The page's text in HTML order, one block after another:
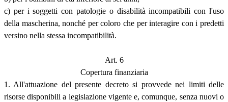
c) per i soggetti con patologie o disabilità incompatibili con l'uso
della mascherina, nonché per coloro che per interagire con i predetti
versino nella stessa incompatibilità.
Art. 6
Copertura finanziaria
1. All'attuazione del presente decreto si provvede nei limiti delle
risorse disponibili a legislazione vigente e, comunque, senza nuovi o